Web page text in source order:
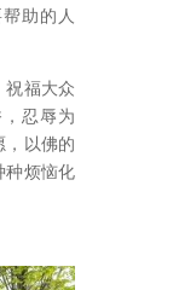
助的人
福大众
忍辱为
以佛的
种烦恼化